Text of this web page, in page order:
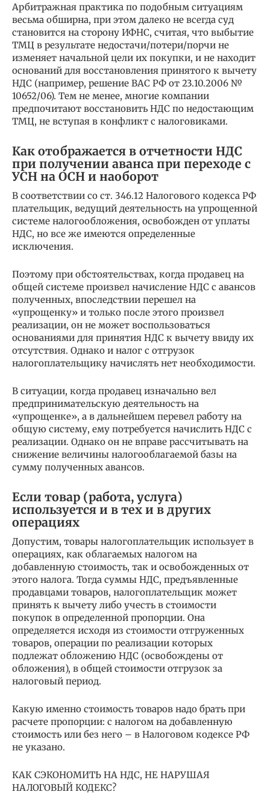
Арбитражная практика по подобным ситуациям
весьма обширна, при этом далеко не всегда суд
становится на сторону ИФНС, считая, что выбытие
ТМЦ в результате недостачи/потери/порчи не
изменяет начальной цели их покупки, и не находит
оснований для восстановления принятого к вычету
НДС (например, решение ВАС РФ от 23.10.2006 №
10652/06). Тем не менее, многие компании
предпочитают восстановить НДС по недостающим
ТМЦ, не вступая в конфликт с налоговиками.
Как отображается в отчетности НДС
при получении аванса при переходе с
УСН на ОСН и наоборот
В соответствии со ст. 346.12 Налогового кодекса РФ
плательщик, ведущий деятельность на упрощенной
системе налогообложения, освобожден от уплаты
НДС, но все же имеются определенные
исключения.
Поэтому при обстоятельствах, когда продавец на
общей системе произвел начисление НДС с авансов
полученных, впоследствии перешел на
«упрощенку» и только после этого произвел
реализации, он не может воспользоваться
основаниями для принятия НДС к вычету ввиду их
отсутствия. Однако и налог с отгрузок
налогоплательщику начислять нет необходимости.
В ситуации, когда продавец изначально вел
предпринимательскую деятельность на
«упрощенке», а в дальнейшем перевел работу на
общую систему, ему потребуется начислить НДС с
реализации. Однако он не вправе рассчитывать на
снижение величины налогооблагаемой базы на
сумму полученных авансов.
Если товар (работа, услуга)
используется и в тех и в других
операциях
Допустим, товары налогоплательщик использует в
операциях, как облагаемых налогом на
добавленную стоимость, так и освобожденных от
этого налога. Тогда суммы НДС, предъявленные
продавцами товаров, налогоплательщик может
принять к вычету либо учесть в стоимости
покупок в определенной пропорции. Она
определяется исходя из стоимости отгруженных
товаров, операции по реализации которых
подлежат обложению НДС (освобождены от
обложения), в общей стоимости отгрузок за
налоговый период.
Какую именно стоимость товаров надо брать при
расчете пропорции: с налогом на добавленную
стоимость или без него – в Налоговом кодексе РФ
не указано.
КАК СЭКОНОМИТЬ НА НДС, НЕ НАРУШАЯ
НАЛОГОВЫЙ КОДЕКС?